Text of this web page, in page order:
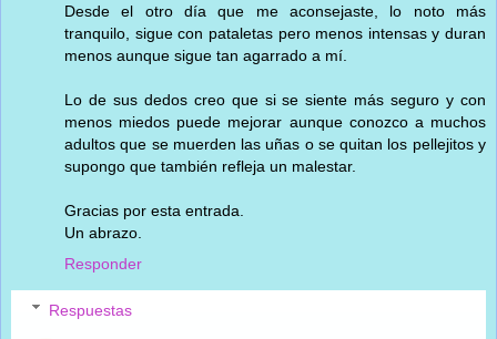
Desde el otro día que me aconsejaste, lo noto más
tranquilo, sigue con pataletas pero menos intensas y duran
menos aunque sigue tan agarrado a mí.
Lo de sus dedos creo que si se siente más seguro y con
menos miedos puede mejorar aunque conozco a muchos
adultos que se muerden las uñas o se quitan los pellejitos y
supongo que también refleja un malestar.
Gracias por esta entrada.
Un abrazo.
Responder
Respuestas